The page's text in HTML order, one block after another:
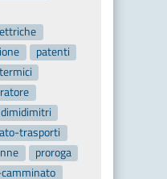
patenti
dimidimitri
trasporti
proroga